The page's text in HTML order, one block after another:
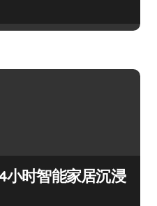
小时智能家居沉浸